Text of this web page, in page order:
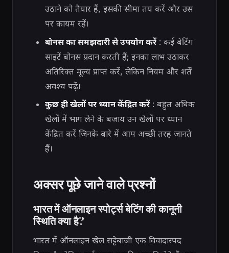
उठाने को तैयार हैं, इसकी सीमा तय करें और उस
पर कायम रहें।
बोनस का समझदारी से उपयोग करें: कई बेटिंग
साइटें बोनस प्रदान करती हैं; इनका लाभ उठाकर
अतिरिक्त मूल्य प्राप्त करें, लेकिन नियम और शर्तें
अवश्य पढ़ें।
कुछ ही खेलों पर ध्यान केंद्रित करें: बहुत अधिक
खेलों में भाग लेने के बजाय उन खेलों पर ध्यान
केंद्रित करें जिनके बारे में आप अच्छी तरह जानते
हैं।
अक्सर पूछे जाने वाले प्रश्नों
भारत में ऑनलाइन स्पोर्ट्स बेटिंग की कानूनी
स्थिति क्या है?
भारत में ऑनलाइन खेल सट्टेबाजी एक विवादास्पद